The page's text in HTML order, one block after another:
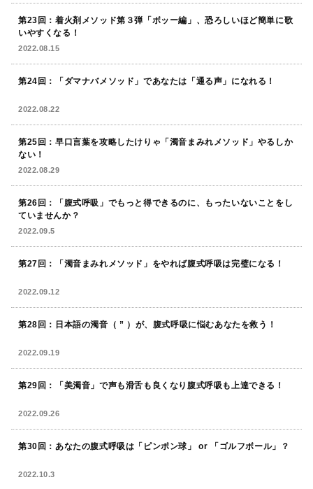
第23回：着火剤メソッド第３弾「ボッー編」、恐ろしいほど簡単に歌
いやすくなる！
2022.08.15
第24回：「ダマナバメソッド」であなたは「通る声」になれる！
2022.08.22
第25回：早口言葉を攻略したけりゃ「濁音まみれメソッド」やるしか
ない！
2022.08.29
第26回：「腹式呼吸」でもっと得できるのに、もったいないことをし
ていませんか？
2022.09.5
第27回：「濁音まみれメソッド」をやれば腹式呼吸は完璧になる！
2022.09.12
第28回：日本語の濁音（ ” ）が、腹式呼吸に悩むあなたを救う！
2022.09.19
第29回：「美濁音」で声も滑舌も良くなり腹式呼吸も上達できる！
2022.09.26
第30回：あなたの腹式呼吸は「ピンポン球」 or 「ゴルフボール」？
2022.10.3